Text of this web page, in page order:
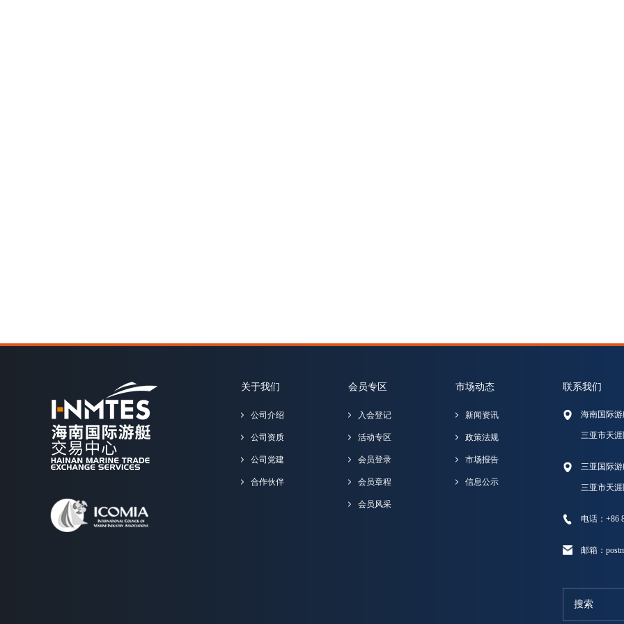
关于我们
公司介绍
公司资质
公司党建
合作伙伴
会员专区
入会登记
活动专区
会员登录
会员章程
会员风采
市场动态
新闻资讯
政策法规
市场报告
信息公示
联系我们
海南国际
三亚市天
三亚国际
三亚市天
电话：+86
邮箱：